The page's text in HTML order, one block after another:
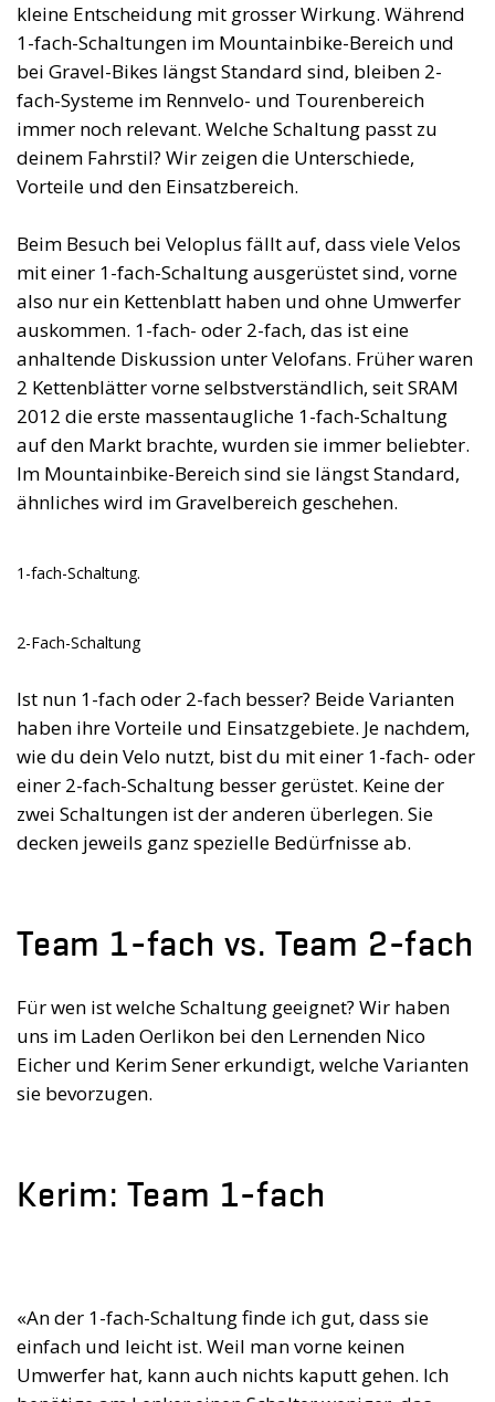
kleine Entscheidung mit grosser Wirkung. Während
1-fach-Schaltungen im Mountainbike-Bereich und
bei Gravel-Bikes längst Standard sind, bleiben 2-
fach-Systeme im Rennvelo- und Tourenbereich
immer noch relevant. Welche Schaltung passt zu
deinem Fahrstil? Wir zeigen die Unterschiede,
Vorteile und den Einsatzbereich.
Beim Besuch bei Veloplus fällt auf, dass viele Velos
mit einer 1-fach-Schaltung ausgerüstet sind, vorne
also nur ein Kettenblatt haben und ohne Umwerfer
auskommen. 1-fach- oder 2-fach, das ist eine
anhaltende Diskussion unter Velofans. Früher waren
2 Kettenblätter vorne selbstverständlich, seit SRAM
2012 die erste massentaugliche 1-fach-Schaltung
auf den Markt brachte, wurden sie immer beliebter.
Im Mountainbike-Bereich sind sie längst Standard,
ähnliches wird im Gravelbereich geschehen.
1-fach-Schaltung.
2-Fach-Schaltung
Ist nun 1-fach oder 2-fach besser? Beide Varianten
haben ihre Vorteile und Einsatzgebiete. Je nachdem,
wie du dein Velo nutzt, bist du mit einer 1-fach- oder
einer 2-fach-Schaltung besser gerüstet. Keine der
zwei Schaltungen ist der anderen überlegen. Sie
decken jeweils ganz spezielle Bedürfnisse ab.
Team 1-fach vs. Team 2-fach
Für wen ist welche Schaltung geeignet? Wir haben
uns im Laden Oerlikon bei den Lernenden Nico
Eicher und Kerim Sener erkundigt, welche Varianten
sie bevorzugen.
Kerim: Team 1-fach
«An der 1-fach-Schaltung finde ich gut, dass sie
einfach und leicht ist. Weil man vorne keinen
Umwerfer hat, kann auch nichts kaputt gehen. Ich